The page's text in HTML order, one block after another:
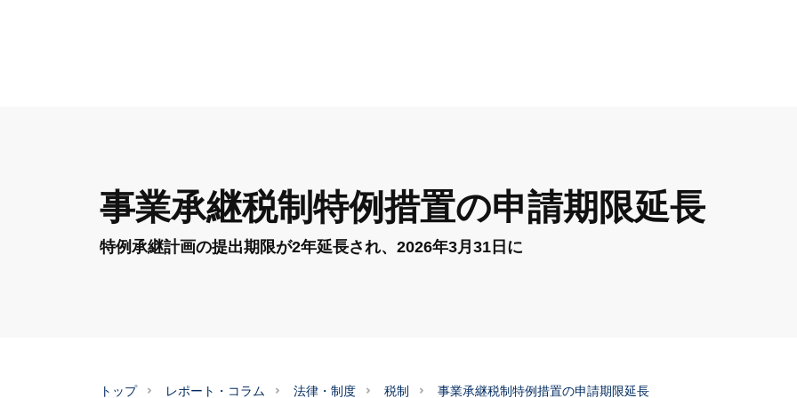
事業承継税制特例措置の申請期限延長
特例承継計画の提出期限が2年延長され、2026年3月31日に
トップ レポート・コラム 法律・制度 税制 事業承継税制特例措置の申請期限延長